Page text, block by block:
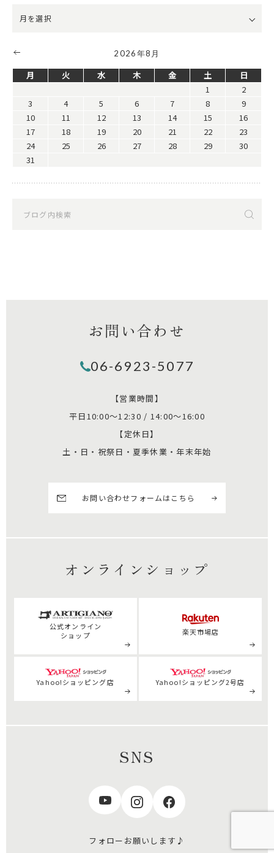
2026年8月
月 火 水 木 金 土
日
1
2
3
4 5 6 7 8
9
10
11 12 13 14 15
16
17
18 19 20 21 22
23
24
25 26 27 28 29
30
31
お問い合わせ
06-6923-5077
【営業時間】
平日10:00～12:30 / 14:00～16:00
【定休日】
土・日・祝祭日・夏季休業・年末年始
お問い合わせフォームはこちら
オンラインショップ
公式オンライン
ショップ
楽天市場店
Yahoo!ショッピング店 Yahoo!ショッピング2号店
SNS
フォローお願いします♪